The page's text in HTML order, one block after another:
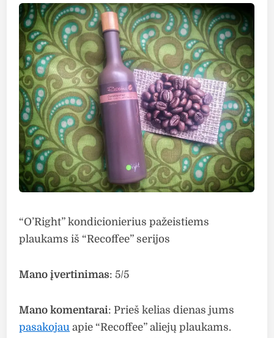
“O’Right” kondicionierius pažeistiems
plaukams iš “Recoffee” serijos
Mano įvertinimas: 5/5
Mano komentarai: Prieš kelias dienas jums
pasakojau apie “Recoffee” aliejų plaukams.